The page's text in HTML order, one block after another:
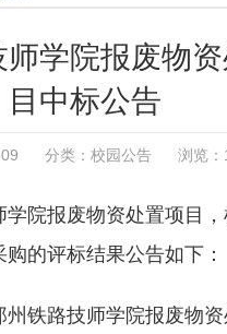
学院报废物
目中标公告
09 分类： 校园公告浏览：
学院报废物资处置项目
的评标结果公告如下：
铁路技师学院报废物资